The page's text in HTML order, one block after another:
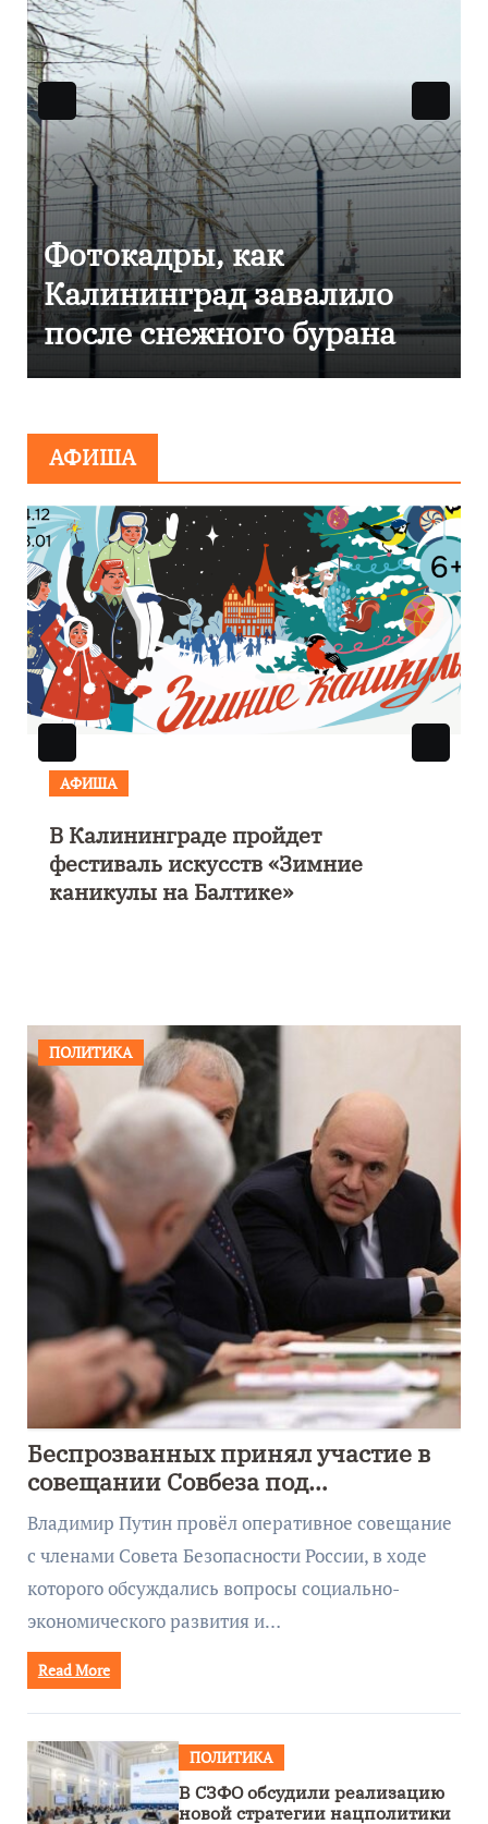
Фоторепортаж как в
Калининграде
эвакуировали ТЦ из-за
сообщения о
АФИША
АФИША
В Калининграде пройдет
фестиваль искусств «Зимние
каникулы на Балтике»
ПОЛИТИКА
Беспрозванных принял участие в
совещании Совбеза под
руководством Путина
Владимир Путин провёл оперативное совещание
с членами Совета Безопасности России, в ходе
которого обсуждались вопросы социально-
экономического развития и…
Read More
ПОЛИТИКА
В СЗФО обсудили реализацию
новой стратегии нацполитики